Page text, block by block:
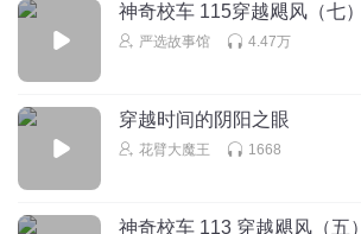
神奇校车 115穿越飓风（七）
严选故事馆 4.47万
穿越时间的阴阳之眼
花臂大魔王 1668
神奇校车 113 穿越飓风（五）